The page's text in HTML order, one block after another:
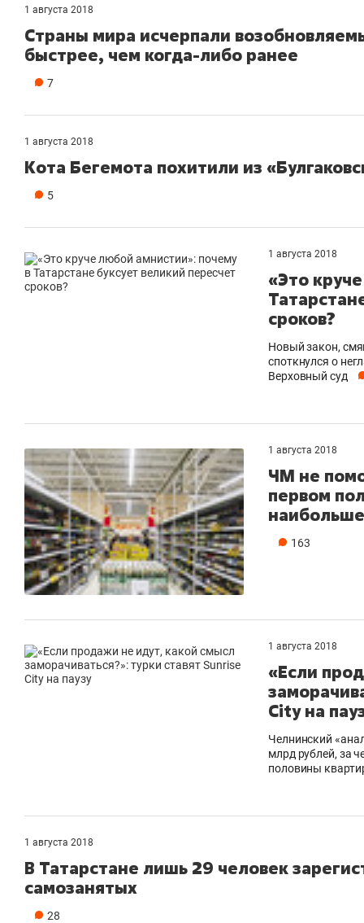
1 августа 2018
Страны мира исчерпали
быстрее, чем когда-либо ранее
7
1 августа 2018
Кота Бегемота похитили из
5
1 августа 2018
«Это
сроков?
Новый закон,
споткнулся о
Верховный суд
1 августа 2018
ЧМ не
первом
163
1 августа 2018
«Если
City на
Челнинский
млрд рублей, за
половины
1 августа 2018
В Татарстане лишь 29 человек
самозанятых
28